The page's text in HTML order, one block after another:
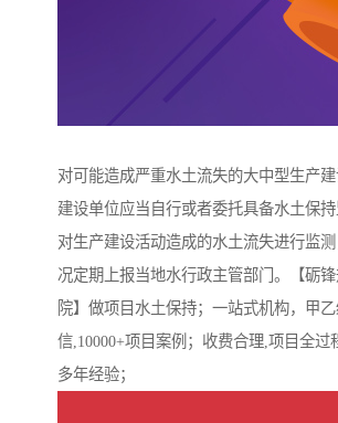
对可能造成严重水土流失的大中型生产
建设单位应当自行或者委托具备水土保持
对生产建设活动造成的水土流失进行监
况定期上报当地水行政主管部门。【砺
院】做项目水土保持；一站式机构，甲
信,10000+项目案例；收费合理,项目全过
多年经验；